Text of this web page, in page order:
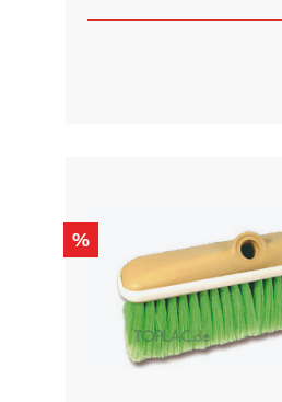
Passt zu allen Extend-A-
%